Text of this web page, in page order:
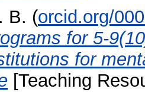
В. (orcid.org/
for 5-
for
[Teaching